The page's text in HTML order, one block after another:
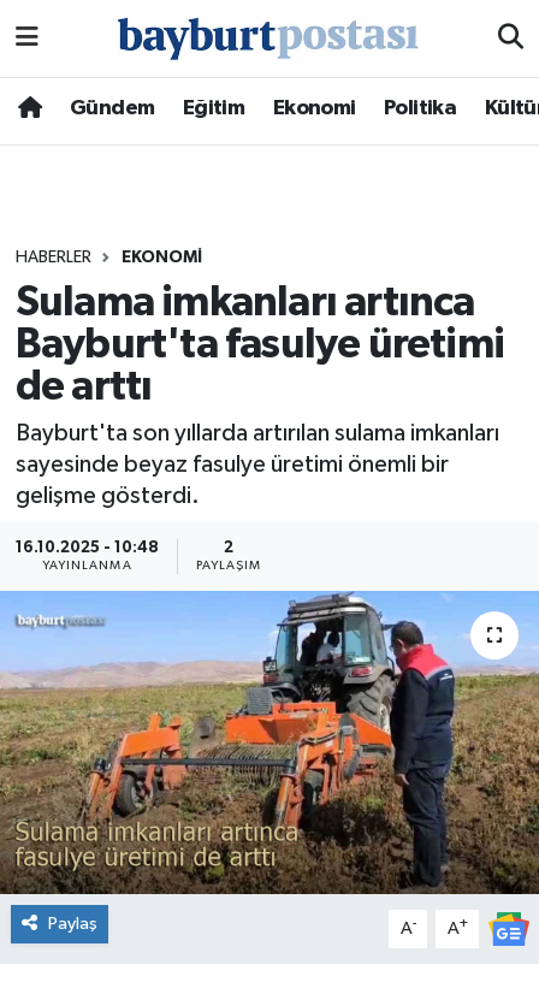
Gündem Eğitim Ekonomi Politika
HABERLER EKONOMI
Sulama imkanları artınca
Bayburt'ta fasulye üretimi
de arttı
Bayburt'ta son yıllarda artırılan sulama imkanları
sayesinde beyaz fasulye üretimi önemli bir
gelişme gösterdi.
16.10.2025 - 10:48
YAYINLANMA
2
PAYLAŞIM
Paylaş A- A+
Hava Durumu
Süper Lig Puan Durumu ve Fikstür
Tüm Manşetler
Son Dakika Haberleri